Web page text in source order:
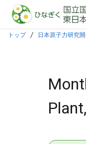
本文に飛ぶ
トップ 日本原子力研究